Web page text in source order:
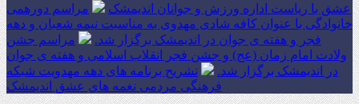
عشق با ریاست اداره ورزش و جوانان اندیمشک
مراسم دورهمی
خانوادگی با عنوان کافه شادی مهدوی به مناسبت نیمه شعبان و دهه
فجر و هفته ی جوان در اندیمشک برگزار شد.
مراسم جشن
ولادت امام زمان (عج) و جشن فجر انقلاب اسلامی و هفته ی جوان
در اندیمشک برگزار شد.
تشریح برنامه های دهه مهدویت شبکه
فرهنگی مردمی نغمه های عشق اندیمشک